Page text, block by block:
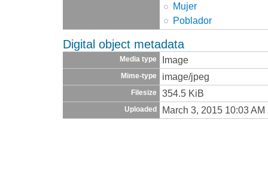
Mujer
Poblador
Digital object metadata
Media type Image
Mime-type image/jpeg
Filesize 354.5 KiB
Uploaded March 3, 2015 10:03 AM